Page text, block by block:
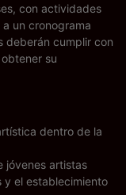
con actividades
un cronograma
deberán cumplir con
su
dentro de la
jóvenes artistas
y el establecimiento